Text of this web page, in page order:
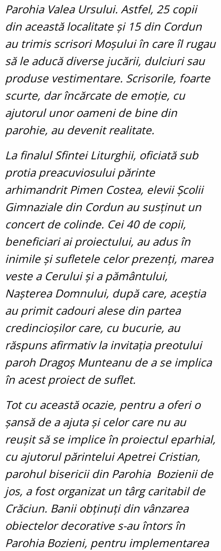
Parohia Valea Ursului. Astfel, 25 copii
din această localitate și 15 din Cordun
au trimis scrisori Moșului în care îl rugau
să le aducă diverse jucării, dulciuri sau
produse vestimentare. Scrisorile, foarte
scurte, dar încărcate de emoție, cu
ajutorul unor oameni de bine din
parohie, au devenit realitate.
La finalul Sfintei Liturghii, oficiată sub
protia preacuviosului părinte
arhimandrit Pimen Costea, elevii Școlii
Gimnaziale din Cordun au susținut un
concert de colinde. Cei 40 de copii,
beneficiari ai proiectului, au adus în
inimile și sufletele celor prezenți, marea
veste a Cerului și a pământului,
Nașterea Domnului, după care, aceștia
au primit cadouri alese din partea
credincioșilor care, cu bucurie, au
răspuns afirmativ la invitația preotului
paroh Dragoș Munteanu de a se implica
în acest proiect de suflet.
Tot cu această ocazie, pentru a oferi o
șansă de a ajuta și celor care nu au
reușit să se implice în proiectul eparhial,
cu ajutorul părintelui Apetrei Cristian,
parohul bisericii din Parohia Bozienii de
jos, a fost organizat un târg caritabil de
Crăciun. Banii obținuți din vânzarea
obiectelor decorative s-au întors în
Parohia Bozieni, pentru implementarea